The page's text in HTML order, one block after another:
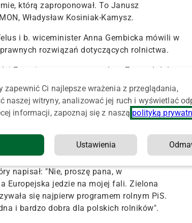
którą zaproponował. To Janusz
Władysław Kosiniak-Kamysz.
i b. wiceminister Anna Gembicka mówili w
rozwiązań dotyczących rolnictwa.
Europie są sprawą poważną. Zauważył, że
protestów rolników również w Polsce,
"Doprowadziliście polską wieś na skraj
w Unii Europejskiej? Janusz
" – powiedział. "Co Janusz Wojciechowski mówił
w opozycji?" – pytał wicepremier.
napisał: "Nie, proszę pana, w
Europejska jedzie na mojej fali. Zielona
się najpierw programem rolnym PiS.
i bardzo dobra dla polskich rolników".
zapewnić Ci najlepsze wrażenia z przeglądania,
naszej witryny, analizować jej ruch i wyświetlać
informacji, zapoznaj się z naszą polityką
Ustawienia